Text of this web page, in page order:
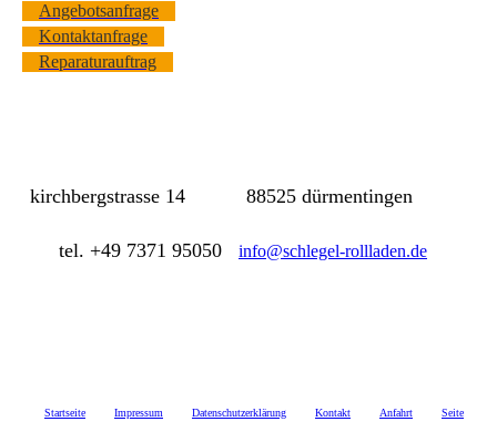
Angebotsanfrage
Kontaktanfrage
Reparaturauftrag
kirchbergstrasse 14 88525 dürmentingen
tel. +49 7371 95050 info@schlegel-rollladen.de
Startseite Impressum Datenschutzerklärung Kontakt Anfahrt Seite